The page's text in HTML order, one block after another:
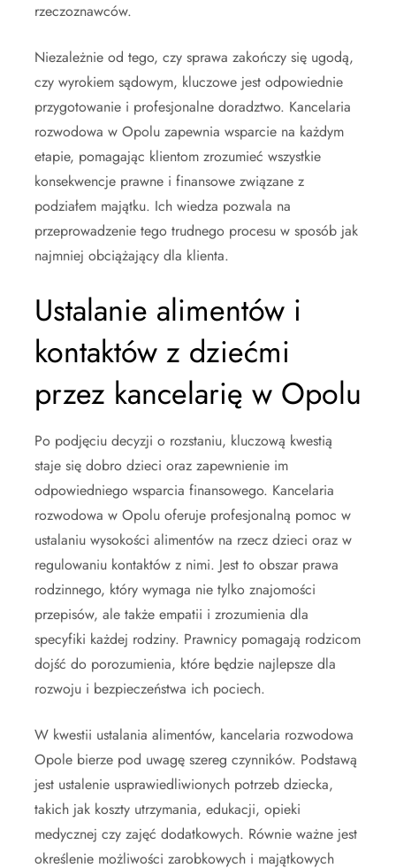
rzeczoznawców.
Niezależnie od tego, czy sprawa zakończy się ugodą,
czy wyrokiem sądowym, kluczowe jest odpowiednie
przygotowanie i profesjonalne doradztwo. Kancelaria
rozwodowa w Opolu zapewnia wsparcie na każdym
etapie, pomagając klientom zrozumieć wszystkie
konsekwencje prawne i finansowe związane z
podziałem majątku. Ich wiedza pozwala na
przeprowadzenie tego trudnego procesu w sposób jak
najmniej obciążający dla klienta.
Ustalanie alimentów i
kontaktów z dziećmi
przez kancelarię w Opolu
Po podjęciu decyzji o rozstaniu, kluczową kwestią
staje się dobro dzieci oraz zapewnienie im
odpowiedniego wsparcia finansowego. Kancelaria
rozwodowa w Opolu oferuje profesjonalną pomoc w
ustalaniu wysokości alimentów na rzecz dzieci oraz w
regulowaniu kontaktów z nimi. Jest to obszar prawa
rodzinnego, który wymaga nie tylko znajomości
przepisów, ale także empatii i zrozumienia dla
specyfiki każdej rodziny. Prawnicy pomagają rodzicom
dojść do porozumienia, które będzie najlepsze dla
rozwoju i bezpieczeństwa ich pociech.
W kwestii ustalania alimentów, kancelaria rozwodowa
Opole bierze pod uwagę szereg czynników. Podstawą
jest ustalenie usprawiedliwionych potrzeb dziecka,
takich jak koszty utrzymania, edukacji, opieki
medycznej czy zajęć dodatkowych. Równie ważne jest
określenie możliwości zarobkowych i majątkowych